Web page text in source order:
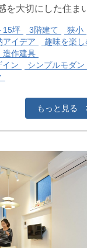
を大切にした住ま
15坪 3階建て
狭小
アイデア
趣味を楽し
造作建具
イン
シンプルモダン
もっと見る